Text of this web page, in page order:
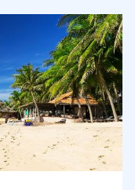
Halong Bay.
niet vergeten;
An en Mui Ne.